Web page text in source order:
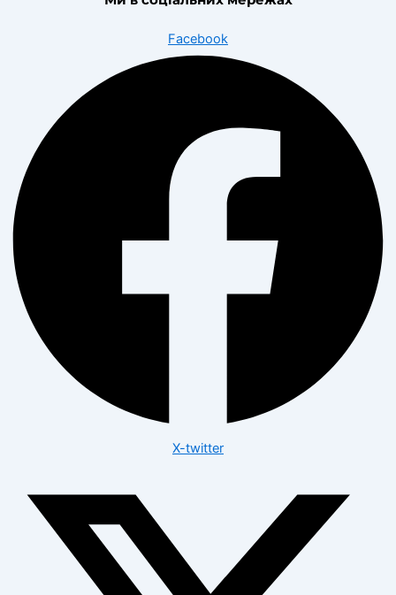
Facebook
X-twitter